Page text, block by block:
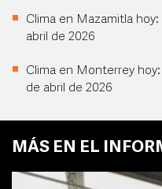
Clima en Mazamitla
abril de 2026
Clima en Monterrey
de abril de 2026
MÁS EN EL